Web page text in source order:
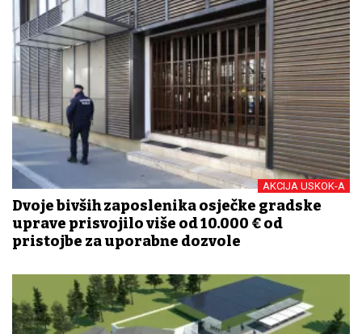
AKCIJA USKOK-A
Dvoje bivših zaposlenika osječke gradske
uprave prisvojilo više od 10.000 € od
pristojbe za uporabne dozvole